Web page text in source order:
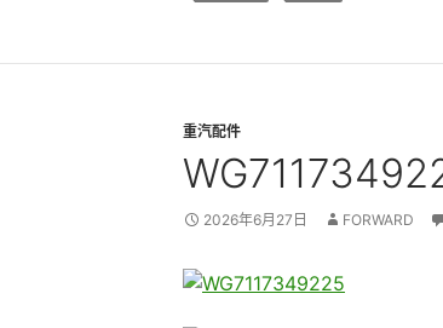
重汽配件
2026年6月27日 FORWARD